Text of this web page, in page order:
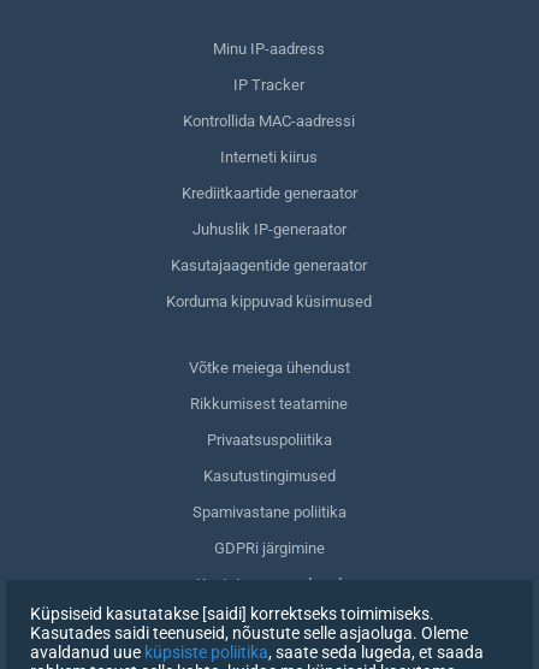
Minu IP-aadress
IP Tracker
Kontrollida MAC-aadressi
Interneti kiirus
Krediitkaartide generaator
Juhuslik IP-generaator
Kasutajaagentide generaator
Korduma kippuvad küsimused
Võtke meiega ühendust
Rikkumisest teatamine
Privaatsuspoliitika
Kasutustingimused
Spamivastane poliitika
GDPRi järgimine
Kustuta oma andmed
Nõusoleku tagasivõtmine
Küpsiseid kasutatakse [saidi] korrektseks toimimiseks.
Kasutades saidi teenuseid, nõustute selle asjaoluga. Oleme
avaldanud uue küpsiste poliitika, saate seda lugeda, et saada